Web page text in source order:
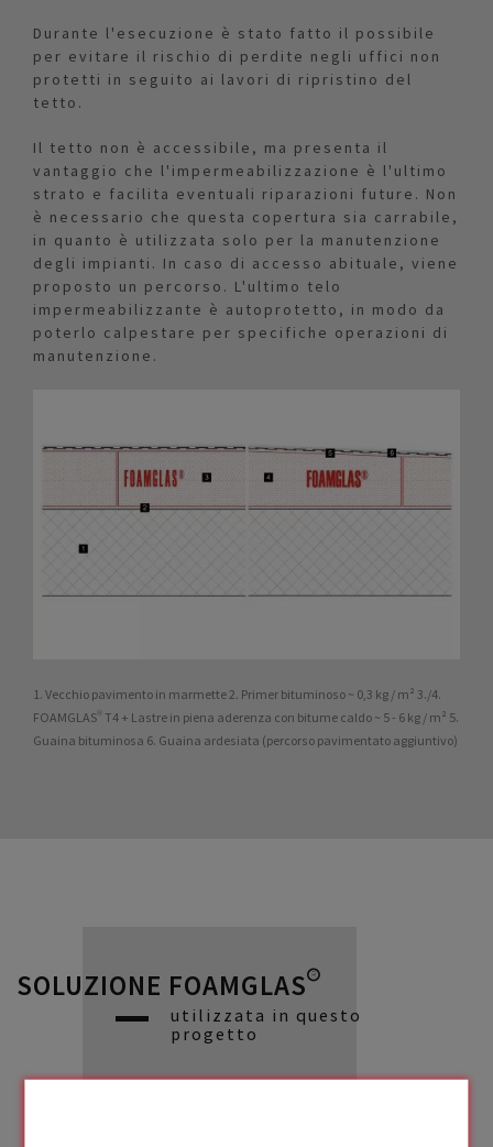
Durante l'esecuzione è stato fatto il possibile
per evitare il rischio di perdite negli uffici non
protetti in seguito ai lavori di ripristino del
tetto.
Il tetto non è accessibile, ma presenta il
vantaggio che l'impermeabilizzazione è l'ultimo
strato e facilita eventuali riparazioni future. Non
è necessario che questa copertura sia carrabile,
in quanto è utilizzata solo per la manutenzione
degli impianti. In caso di accesso abituale, viene
proposto un percorso. L'ultimo telo
impermeabilizzante è autoprotetto, in modo da
poterlo calpestare per specifiche operazioni di
manutenzione.
1. Vecchio pavimento in marmette 2. Primer bituminoso ~ 0,3 kg / m² 3./4.
FOAMGLAS® T4 + Lastre in piena aderenza con bitume caldo ~ 5 - 6 kg / m² 5.
Guaina bituminosa 6. Guaina ardesiata (percorso pavimentato aggiuntivo)
SOLUZIONE FOAMGLAS®
utilizzata in questo
progetto